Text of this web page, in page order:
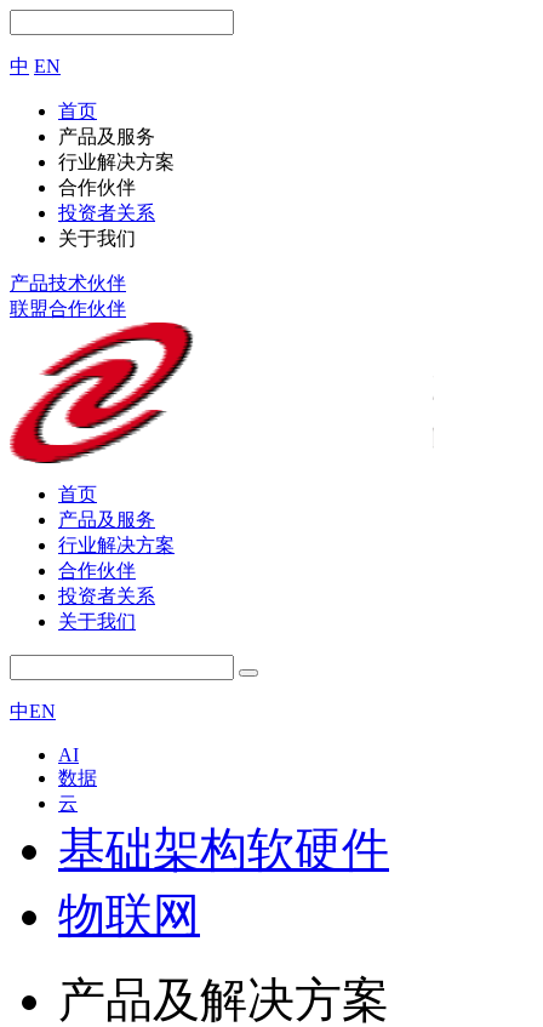
中 EN
首页
产品及服务
行业解决方案
合作伙伴
投资者关系
关于我们
产品技术伙伴
联盟合作伙伴
首页
产品及服务
行业解决方案
合作伙伴
投资者关系
关于我们
中EN
AI
数据
云
基础架构软硬件
物联网
产品及解决方案